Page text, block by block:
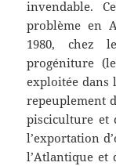
invendable.
problème en
1980, chez
progéniture
exploitée dans
repeuplement
pisciculture et
l’exportation
l’Atlantique et